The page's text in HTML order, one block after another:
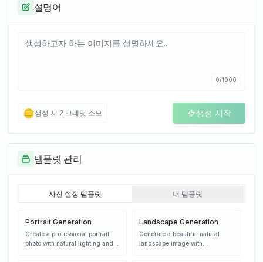
설명어
0/1000
🪙생성 시 2 크레딧 소모 생성 시작
템플릿 관리
사전 설정 템플릿 내 템플릿
Portrait Generation
Create a professional portrait
photo with natural lighting and
Landscape Generation
Generate a beautiful natural
landscape image with